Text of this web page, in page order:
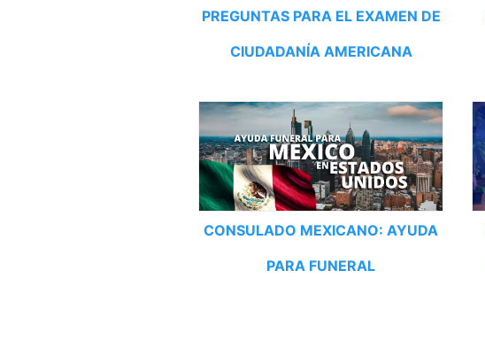
PREGUNTAS PARA EL EXAMEN DE
CIUDADANÍA AMERICANA
CONSULADO MEXICANO: AYUDA
PARA FUNERAL